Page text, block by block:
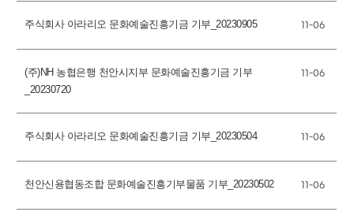
주식회사 아라리오 문화예술진흥기금 기부_20230905 11-06
(주)NH 농협은행 천안시지부 문화예술진흥기금 기부
_20230720
11-06
주식회사 아라리오 문화예술진흥기금 기부_20230504 11-06
천안신용협동조합 문화예술진흥기부물품 기부_20230502 11-06